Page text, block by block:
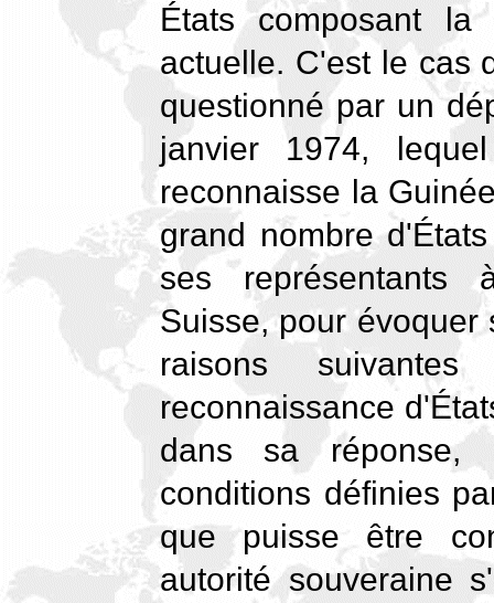
États composant la
actuelle. C'est le cas
questionné par un
janvier 1974,
reconnaisse la
grand nombre
ses représentants
Suisse, pour évoquer
raisons
reconnaissance
dans sa
conditions définies
que puisse être
autorité souveraine